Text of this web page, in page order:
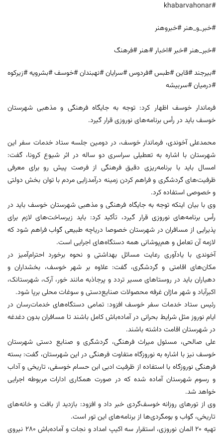
#khabarvahonar
#خبر_و_هنر #خبروهنر
#خبر_هنر #خبر #اخبار #هنر #فرهنگ
#بیرجند #قاین #طبس #فردوس #سرایان #نهبندان #خوسف #بشرویه #زیرکوه
#درمیان #سربیشه
فرماندار خوسف اظهار کرد: توجه به جایگاه فرهنگی و مذهبی شهرستان
خوسف باید در رأس برنامه‌های نوروزی قرار گیرد.
محمدعلی آخوندی، فرماندار خوسف، در دومین جلسه ستاد خدمات سفر این
شهرستان با اشاره به تعطیلی سراسری دو ساله در اثر شیوع کرونا، گفت:
امسال باید با برنامه‌ریزی دقیق فرهنگی از فرصت پیش رو برای معرفی
ظرفیت‌های گردشگری و فراهم کردن زمینه درآمدزایی مردم با توان‌ بخش دولتی
و خصوصی استفاده کرد.
وی با بیان اینکه توجه به جایگاه فرهنگی و مذهبی شهرستان خوسف باید در
رأس برنامه‌های نوروزی قرار گیرد، تأکید کرد: باید زیرساخت‌های لازم برای
پذیرایی از مسافران در شهرستان خصوصا دریاچه طبیعی گواب فراهم شود که
لازمه آن تعامل و هم‌پوشانی همه دستگاه‌های اجرایی است.
آخوندی با یادآوری رعایت مسائل بهداشتی و نحوه برخورد احترام‌آمیز در
مکان‌های اقامتی و گردشگری، گفت: علاوه بر شهر خوسف، بخشداران و
دهیاران باید در روستاهای مسیر تردد و پرجاذبه مانند خور، آرک، شهرستانک،
اکبرآباد و شهر ماژان غرفه محصولات صنایع‌دستی و سوغات محلی برپا شود.
رئیس ستاد خدمات سفر خوسف افزود: تمامی دستگاه‌های خدمات‌رسان در
ایام نوروز مثل شرایط بحرانی در آماده‌باش کامل باشند تا مسافران بدون دغدغه
در شهرستان اقامت داشته باشند.
علی صالحی، مسئول میراث فرهنگی، گردشگری و صنایع دستی شهرستان
خوسف نیز با اشاره به نوروزگاه متفاوت فرهنگی در این شهرستان، گفت: بسته
فرهنگی نوروزگاه با استفاده از ظرفیت ادبی ابن حسام خوسفی، تاریخی و آداب
و رسوم شهرستان آماده شده که در صورت همکاری ادارات مربوطه اجرایی
خواهد شد.
وی از تورهای روزانه خوسف‌گردی خبر داد و افزود: بازدید از بافت و خانه‌های
تاریخی، گواب و بومگردی‌ها از برنامه‌های این تور است.
تهیه 20 المان نوروزی، استقرار سه اکیپ امداد و نجات و آماده‌باش 280 نیروی